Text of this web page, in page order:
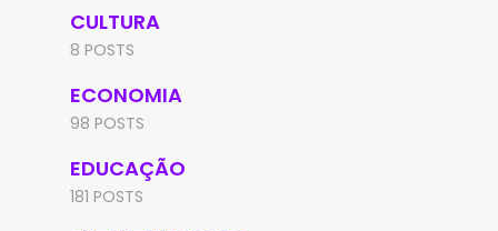
CULTURA
8 POSTS
ECONOMIA
98 POSTS
EDUCAÇÃO
181 POSTS